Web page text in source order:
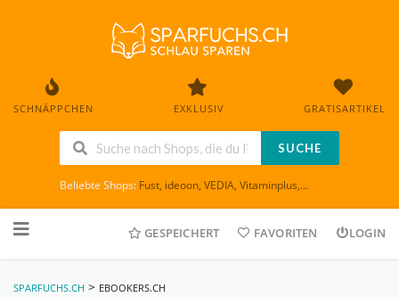
SCHNÄPPCHEN EXKLUSIV GRATISARTIKEL
SUCHE
Beliebte Shops: Fust, ideoon, VEDIA, Vitaminplus,...
to
GESPEICHERT FAVORITEN LOGIN
SPARFUCHS.CH > EBOOKERS.CH